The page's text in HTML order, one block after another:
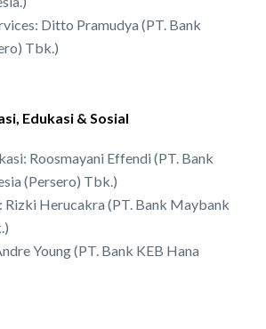
Ditto Pramudya (PT. Bank
Tbk.)
Edukasi & Sosial
Roosmayani Effendi (PT. Bank
(Persero) Tbk.)
Rizki Herucakra (PT. Bank Maybank
Young (PT. Bank KEB Hana